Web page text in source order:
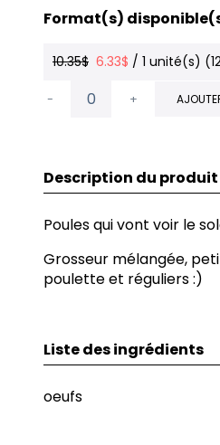
Format(s)
10.35$ 6.33$ / 1 unité(s)
- +
Description du produit
Poules qui vont voir le
Grosseur mélangée,
poulette et réguliers :)
Liste des ingrédients
oeufs